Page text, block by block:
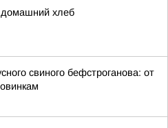
хлеб
свиного бефстроганова: от